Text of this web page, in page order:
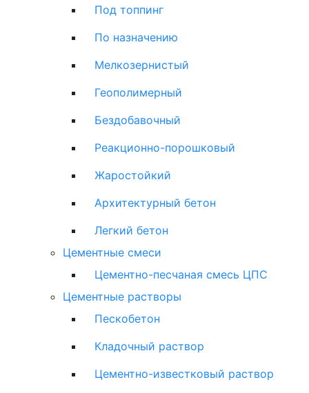
Под топпинг
По назначению
Мелкозернистый
Геополимерный
Бездобавочный
Реакционно-порошковый
Жаростойкий
Архитектурный бетон
Легкий бетон
Цементные смеси
Цементно-песчаная смесь ЦПС
Цементные растворы
Пескобетон
Кладочный раствор
Цементно-известковый раствор